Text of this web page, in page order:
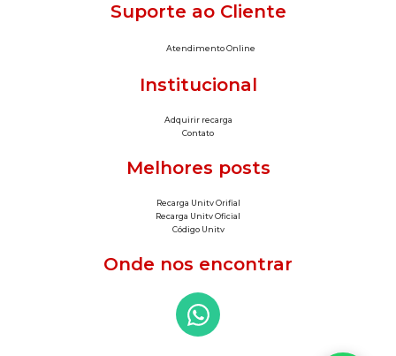
Suporte ao Cliente
Atendimento Online
Institucional
Adquirir recarga
Contato
Melhores posts
Recarga Unitv Orifial
Recarga Unitv Oficial
Código Unitv
Onde nos encontrar